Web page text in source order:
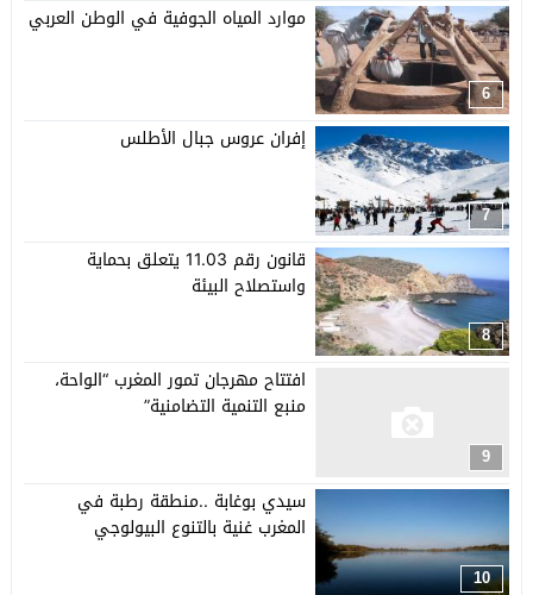
6
موارد المياه الجوفية في الوطن العربي
7
إفران عروس جبال الأطلس
8
قانون رقم 11.03 يتعلق بحماية
واستصلاح البيئة
9
افتتاح مهرجان تمور المغرب “الواحة،
منبع التنمية التضامنية”
10
سيدي بوغابة ..منطقة رطبة في
المغرب غنية بالتنوع البيولوجي